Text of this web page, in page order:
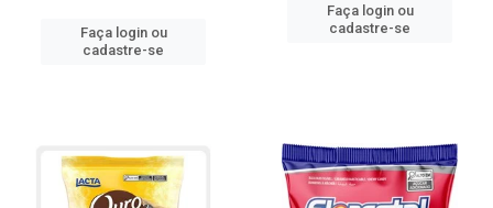
Faça login ou
cadastre-se
Faça login ou
cadastre-se